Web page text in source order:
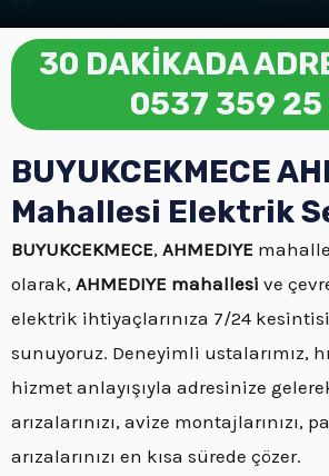
30 DAKİKADA
0537 359 25
BUYUKCEKMECE
Mahallesi Elektrik
BUYUKCEKMECE, AHMEDIYE
olarak, AHMEDIYE mahallesi ve
elektrik ihtiyaçlarınıza 7/24
sunuyoruz. Deneyimli ustalarımız,
hizmet anlayışıyla adresinize
arızalarınızı, avize montajlarınızı,
arızalarınızı en kısa sürede çözer.